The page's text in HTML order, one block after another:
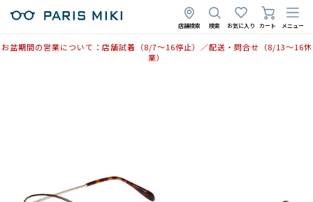
店舗検索 検索 お気に入り カート メニュー
お盆期間の営業について：店舗試着（8/7〜16停止）／配送・問合せ（8/13〜16休
業）